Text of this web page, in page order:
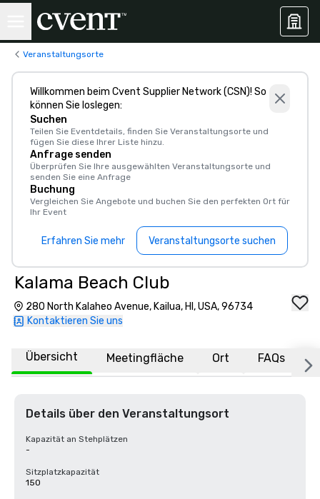
Veranstaltungsorte
Willkommen beim Cvent Supplier Network (CSN)! So
können Sie loslegen:
Suchen
Teilen Sie Eventdetails, finden Sie Veranstaltungsorte und
fügen Sie diese Ihrer Liste hinzu.
Anfrage senden
Überprüfen Sie Ihre ausgewählten Veranstaltungsorte und
senden Sie eine Anfrage
Buchung
Vergleichen Sie Angebote und buchen Sie den perfekten Ort für
Ihr Event
Erfahren Sie mehr Veranstaltungsorte suchen
Kalama Beach Club
280 North Kalaheo Avenue, Kailua, HI, USA, 96734
Kontaktieren Sie uns
Übersicht Meetingfläche Ort FAQs
Details über den Veranstaltungsort
Kapazität an Stehplätzen
-
Sitzplatzkapazität
150